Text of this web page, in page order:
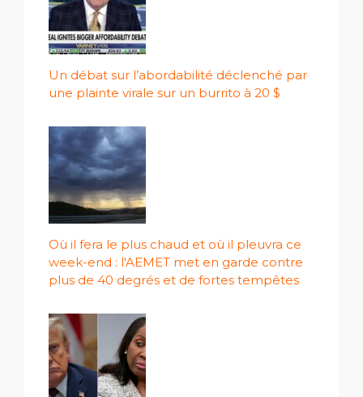
Un débat sur l’abordabilité déclenché par
une plainte virale sur un burrito à 20 $
Où il fera le plus chaud et où il pleuvra ce
week-end : l'AEMET met en garde contre
plus de 40 degrés et de fortes tempêtes